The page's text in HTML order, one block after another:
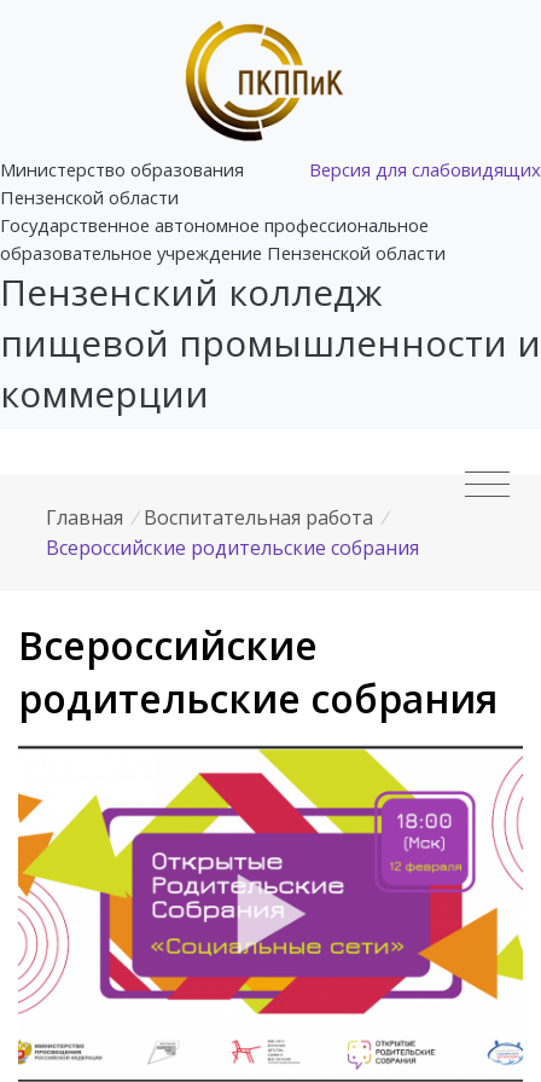
Версия для слабовидящих
Министерство образования
Пензенской области
Государственное автономное профессиональное
образовательное учреждение Пензенской области
Пензенский колледж
пищевой промышленности и
коммерции
Главная / Воспитательная работа /
Всероссийские родительские собрания
Всероссийские
родительские собрания